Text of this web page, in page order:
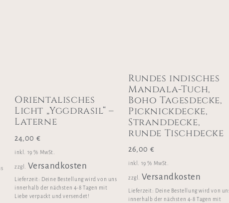
Orientalisches
Licht „Yggdrasil“ –
Laterne
24,00 €
inkl. 19 % MwSt.
zzgl. Versandkosten
Lieferzeit: Deine Bestellung wird von uns
innerhalb der nächsten 4-8 Tagen mit
Liebe verpackt und versendet!
Rundes indisches
Mandala-Tuch,
Boho Tagesdecke,
Picknickdecke,
Stranddecke,
runde Tischdecke
26,00 €
inkl. 19 % MwSt.
zzgl. Versandkosten
Lieferzeit: Deine Bestellung wird von
innerhalb der nächsten 4-8 Tagen mit